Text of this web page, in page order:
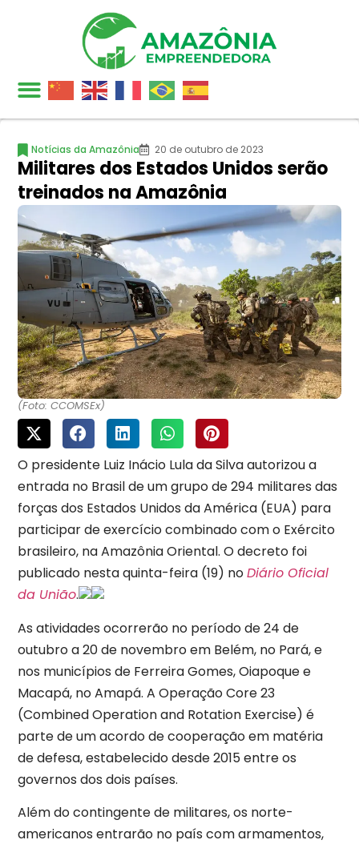
Notícias da Amazônia 20 de outubro de 2023
Militares dos Estados Unidos serão
treinados na Amazônia
(Foto: CCOMSEx)
O presidente Luiz Inácio Lula da Silva autorizou a
entrada no Brasil de um grupo de 294 militares das
forças dos Estados Unidos da América (EUA) para
participar de exercício combinado com o Exército
brasileiro, na Amazônia Oriental. O decreto foi
publicado nesta quinta-feira (19) noDiário Oficial
da União.
As atividades ocorrerão no período de 24 de
outubro a 20 de novembro em Belém, no Pará, e
nos municípios de Ferreira Gomes, Oiapoque e
Macapá, no Amapá. A Operação Core 23
(Combined Operation and Rotation Exercise) é
parte de um acordo de cooperação em matéria
de defesa, estabelecido desde 2015 entre os
governos dos dois países.
Além do contingente de militares, os norte-
americanos entrarão no país com armamentos,